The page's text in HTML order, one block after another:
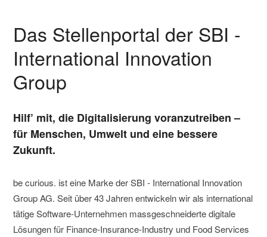
Das Stellenportal der SBI -
International Innovation
Group
Hilf’ mit, die Digitalisierung voranzutreiben –
für Menschen, Umwelt und eine bessere
Zukunft.
be curious. ist eine Marke der SBI - International Innovation
Group AG. Seit über 43 Jahren entwickeln wir als international
tätige Software-Unternehmen massgeschneiderte digitale
Lösungen für Finance-Insurance-Industry und Food Services